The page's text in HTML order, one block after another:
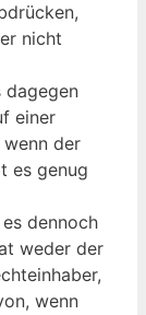
nicht
dagegen
einer
der
es genug
dennoch
weder der
wenn